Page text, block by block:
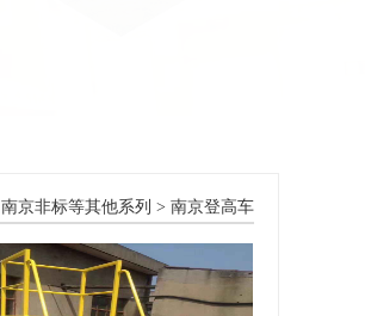
南京非标等其他系列 > 南京登高车